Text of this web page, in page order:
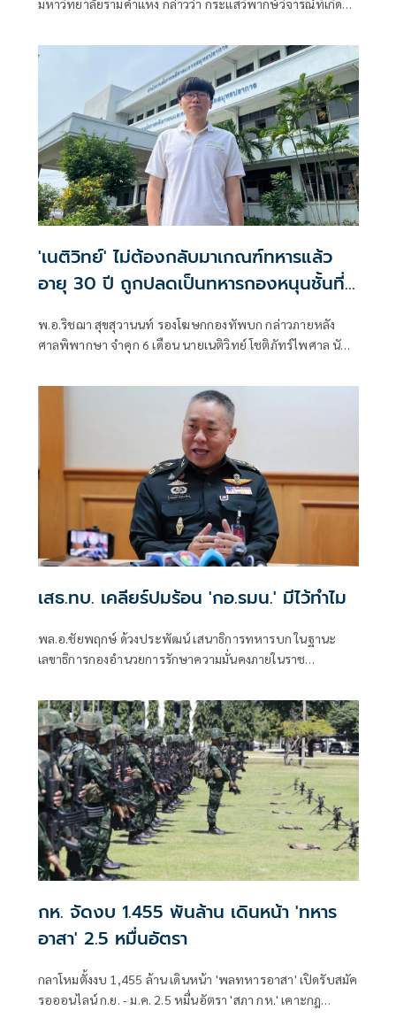
มหาวิทยาลัยรามคำแหง กล่าวว่า กระแสวิพากษ์วิจารณ์ที่เกิดขึ้น
เรื่องที่เข้าใจได้ เพราะประชาชนกังวลว่าจะกระทบต่อผู้มีรายได้
'เนติวิทย์' ไม่ต้องกลับมาเกณฑ์ทหาร​แล้ว
อายุ 30 ปี ถูกปลดเป็นทหารกองหนุนชั้นที่
พ.อ.ริชฌา สุขสุวานนท์ รองโฆษกกองทัพบก กล่าวภายหลัง
ศาลพิพากษา จำคุก 6 เดือน นายเนติวิทย์ โชติภัทร์ไพศาล นัก
เกณฑ์ทหาร แต่ไม่เคยต้องโทษมาก่อนให้รอการลงโทษ 1 ปี
เสธ.ทบ. เคลียร์ปมร้อน 'กอ.รมน.' มีไว้ทำไม
พล.อ.ชัยพฤกษ์ ด้วงประพัฒน์ เสนาธิการทหารบก ในฐานะ
เลขาธิการกองอำนวยการรักษาความมั่นคงภายในราช
กอ.รมน.อยู่เพราะมีบทบาทหน้าที่เป็นแกนกลางในการบูรณา
การหน่วยงานโดยนำผู้เชี่ยวชาญจากหน่วยต่างๆ เข้ามาช่วย
แก้ไขปัญหารวมกัน่
กห. จัดงบ 1.455 พันล้าน เดินหน้า 'ทหาร
อาสา' 2.5 หมื่นอัตรา
กลาโหมตั้งงบ 1,455 ล้าน เดินหน้า 'พลทหารอาสา' เปิดรับสมัค
รอออนไลน์ ก.ย. - ม.ค. 2.5 หมื่นอัตรา 'สภา กห.' เคาะกฎ